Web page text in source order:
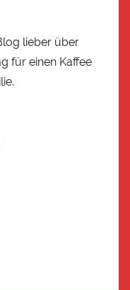
lieber über
für einen Kaffee